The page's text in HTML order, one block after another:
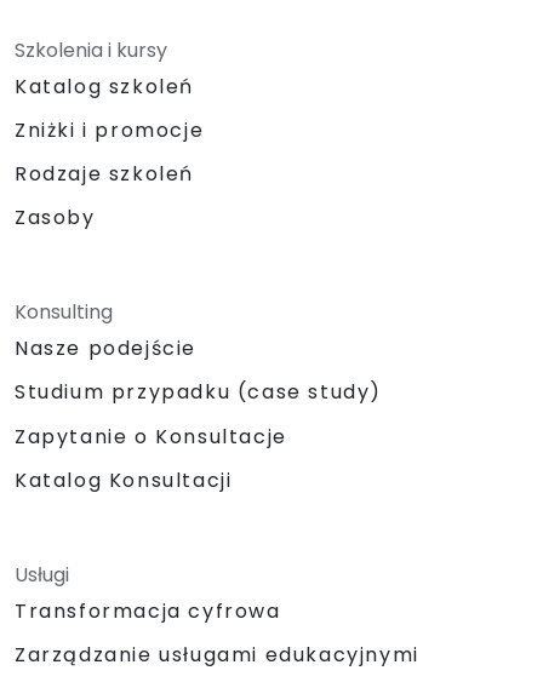
Szkolenia i kursy
Katalog szkoleń
Zniżki i promocje
Rodzaje szkoleń
Zasoby
Konsulting
Nasze podejście
Studium przypadku (case study)
Zapytanie o Konsultacje
Katalog Konsultacji
Usługi
Transformacja cyfrowa
Zarządzanie usługami edukacyjnymi